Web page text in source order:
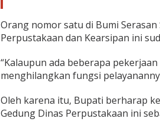
e
r
h
n
J
a
Orang nomor satu di Bumi
Perpustakaan dan Kearsipan ini
“Kalaupun ada beberapa
menghilangkan fungsi
Oleh karena itu, Bupati berharap
Gedung Dinas Perpustakaan ini